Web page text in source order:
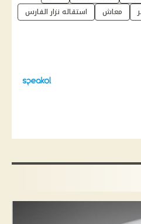
معاش استقاله نزار الفارس